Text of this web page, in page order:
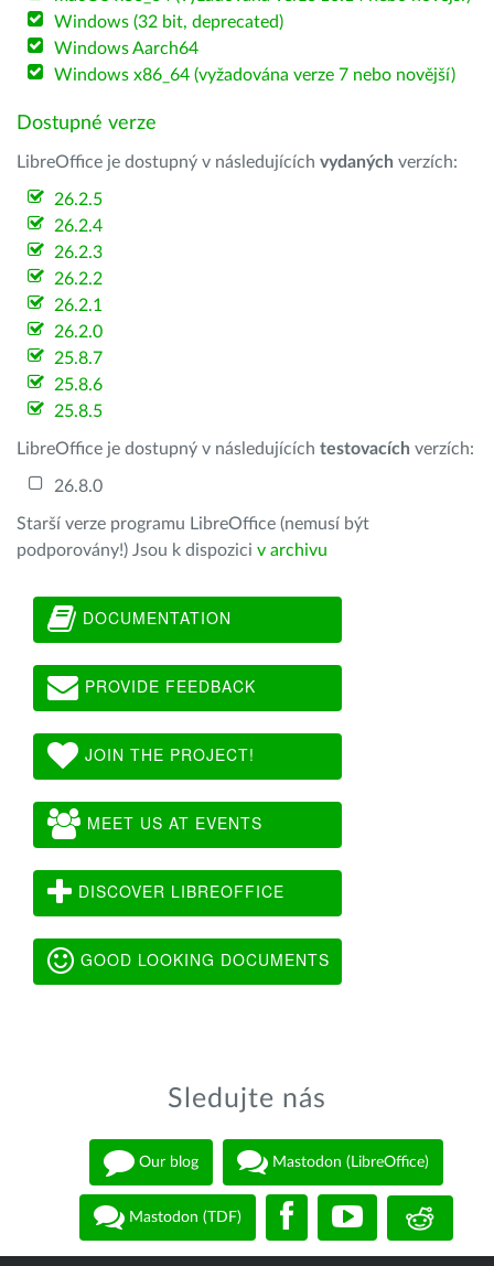
Windows (32 bit, deprecated)
Windows Aarch64
Windows x86_64 (vyžadována verze 7 nebo novější)
Dostupné verze
LibreOffice je dostupný v následujících vydaných verzích:
26.2.5
26.2.4
26.2.3
26.2.2
26.2.1
26.2.0
25.8.7
25.8.6
25.8.5
LibreOffice je dostupný v následujících testovacích verzích:
26.8.0
Starší verze programu LibreOffice (nemusí být
podporovány!) Jsou k dispozici v archivu
DOCUMENTATION
PROVIDE FEEDBACK
JOIN THE PROJECT!
MEET US AT EVENTS
DISCOVER LIBREOFFICE
GOOD LOOKING DOCUMENTS
Sledujte nás
Our blog Mastodon (LibreOffice)
Mastodon (TDF)